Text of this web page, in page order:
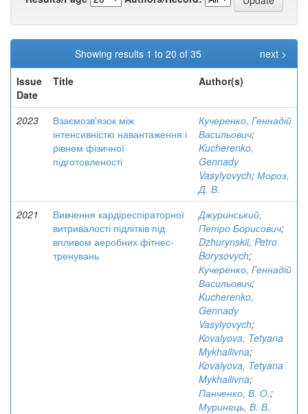
Showing results 1 to 20 of 35
next >
Issue
Date
Title Author(s)
2023
Взаємозв'язок між
інтенсивністю навантаження і
рівнем фізичної
підготовленості
Кучеренко, Геннадій
Васильович;
Kucherenko,
Gennady
Vasylyovych; Мороз,
Д. В.
2021
Вивчення кардіреспіраторної
витривалості підлітків під
впливом аеробних фітнес-
тренувань
Джуринський,
Петро Борисович;
Dzhurynskii, Petro
Borysovych;
Кучеренко, Геннадій
Васильович;
Kucherenko,
Gennady
Vasylyovych;
Kovalyova, Tetyana
Mykhailivna;
Kovalyova, Tetyana
Mykhailivna;
Панченко, В. О.;
Муринець, В. В.